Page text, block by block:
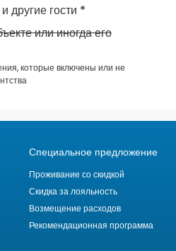
другие гости *
или иногда его
которые включены или не
Специальное предложение
Проживание со скидкой
Скидка за лояльность
Возмещение расходов
Рекомендационная программа